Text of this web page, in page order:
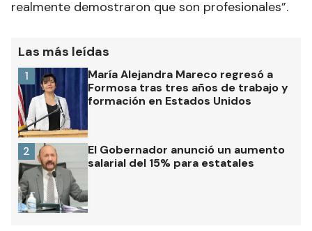
realmente demostraron que son profesionales”.
Las más leídas
María Alejandra Mareco regresó a
Formosa tras tres años de trabajo y
formación en Estados Unidos
1
El Gobernador anunció un aumento
salarial del 15% para estatales
2